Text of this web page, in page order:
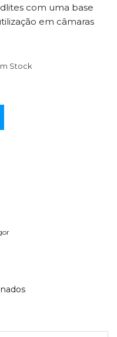
com uma base
em câmaras
Stock